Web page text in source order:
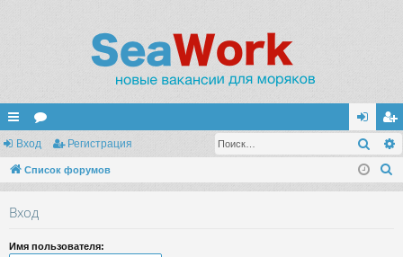
с
ы
ор
ум
хо
д
ег
ис
Вход Регистрация
Список форумов
Вход
Имя пользователя: